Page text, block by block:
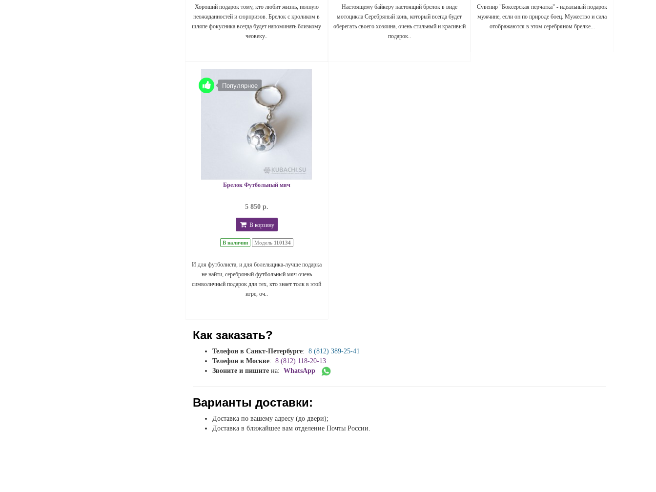
Хороший подарок тому, кто любит жизнь, полную
неожиданностей и сюрпризов. Брелок с кроликом в
шляпе фокусника всегда будет напоминать близкому
чеовеку..
Настоящему байкеру настоящий брелок в виде
мотоцикла Серебряный конь, который всегда будет
оберегать своего хозяина, очень стильный и красивый
подарок..
Сувенир "Боксерская перчатка" - идеальный подарок
мужчине, если он по природе боец. Мужество и сила
отображаются в этом серебряном брелке...
Популярное
Брелок Футбольный мяч
5 850 р.
В корзину
В наличии Модель 110134
И для футболиста, и для болельщика-лучше подарка
не найти, серебряный футбольный мяч очень
символичный подарок для тех, кто знает толк в этой
игре, оч..
Как заказать?
Телефон в Санкт-Петербурге: 8 (812) 389-25-41
Телефон в Москве: 8 (812) 118-20-13
Звоните и пишитена: WhatsApp
Варианты доставки:
Доставка по вашему адресу (до двери);
Доставка в ближайшее вам отделение Почты России.